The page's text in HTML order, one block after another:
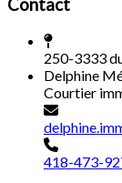
Contact
250-3333
Delphine
Courtier
418-473-